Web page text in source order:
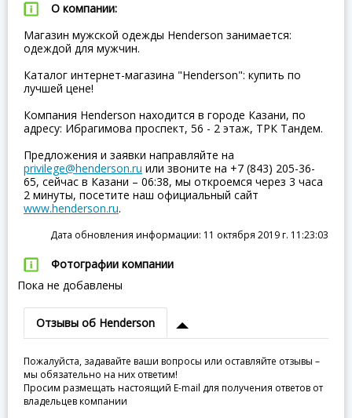
О компании:
Магазин мужской одежды Henderson занимается:
одеждой для мужчин.
Каталог интернет-магазина "Henderson": купить по
лучшей цене!
Компания Henderson находится в городе Казани, по
адресу: Ибрагимова проспект, 56 - 2 этаж, ТРК Тандем.
Предложения и заявки направляйте на
privilege@henderson.ru или звоните на +7 (843) 205-36-
65, сейчас в Казани – 06:38, мы откроемся через 3 часа
2 минуты, посетите наш официальный сайт
www.henderson.ru.
Дата обновления информации: 11 октября 2019 г. 11:23:03
Фотографии компании
Пока не добавлены
Отзывы об Henderson
Пожалуйста, задавайте ваши вопросы или оставляйте отзывы –
мы обязательно на них ответим!
Просим размещать настоящий E-mail для получения ответов от
владельцев компании